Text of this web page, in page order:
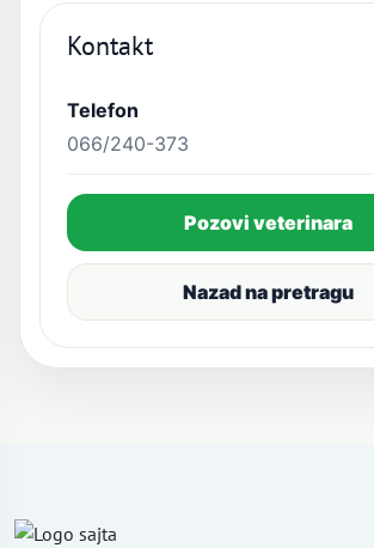
Kontakt
Telefon
066/240-373
Pozovi veterinara
Nazad na pretragu